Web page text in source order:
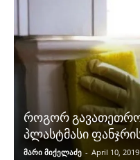
როგორ
პლასტმასი
მარი მიქელაძე - April 10, 2019